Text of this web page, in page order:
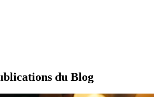
du Blog